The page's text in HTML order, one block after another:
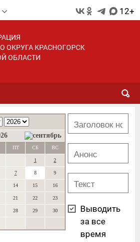
12+
ОКРУГА КРАСНОГОРСК
ОБЛАСТИ
ПТ СБ ВС
1 2
7 8 9
14 15 16
21 22 23
28 29 30
Выводить
за все
время